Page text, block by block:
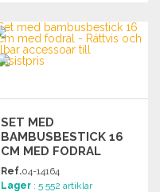
Begär offert
SET MED
BAMBUSBESTICK 16
CM MED FODRAL
Ref.04-14164
Lager : 5 552 artiklar